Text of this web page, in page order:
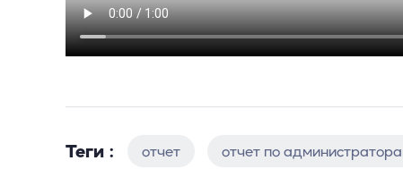
Теги : отчет отчет по